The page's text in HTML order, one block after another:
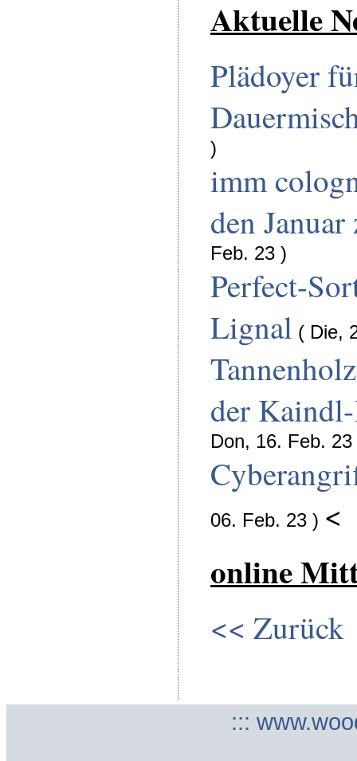
Aktuelle
Plädoyer
)
imm
den
Feb. 23 )
Perfect-
Lignal ( Die,
der
Don, 16. Feb. 23
06. Feb. 23 ) <
online
<< Zurück
:::